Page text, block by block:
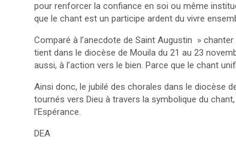
pour renforcer la confiance en soi ou même
que le chant est un participe ardent du vivre
Comparé à l’anecdote de Saint Augustin »
tient dans le diocèse de Mouila du 21 au 23
aussi, à l’action vers le bien. Parce que le chant
Ainsi donc, le jubilé des chorales dans le diocèse
tournés vers Dieu à travers la symbolique du
l’Espérance.
DEA